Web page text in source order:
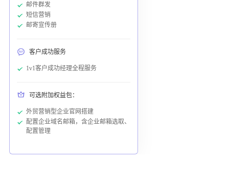
邮件群发
短信营销
邮寄宣传册
客户成功服务
1v1客户成功经理全程服务
可选附加权益包：
外贸营销型企业官网搭建
配置企业域名邮箱，含企业邮箱选取、
配置管理